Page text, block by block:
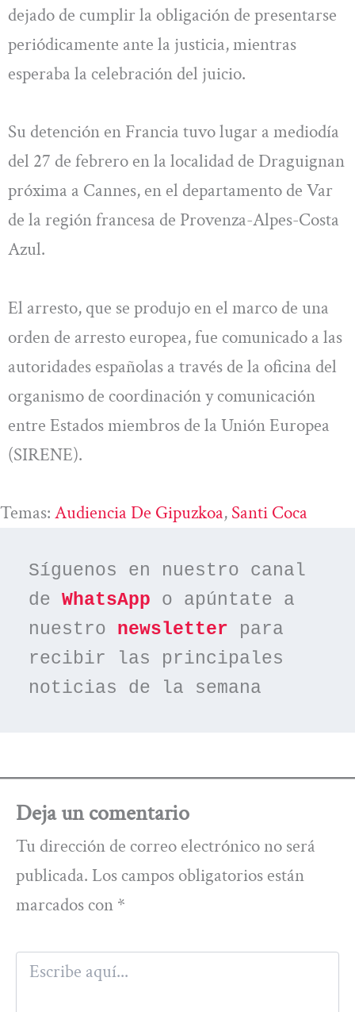
dejado de cumplir la obligación de presentarse
periódicamente ante la justicia, mientras
esperaba la celebración del juicio.
Su detención en Francia tuvo lugar a mediodía
del 27 de febrero en la localidad de Draguignan
próxima a Cannes, en el departamento de Var
de la región francesa de Provenza-Alpes-Costa
Azul.
El arresto, que se produjo en el marco de una
orden de arresto europea, fue comunicado a las
autoridades españolas a través de la oficina del
organismo de coordinación y comunicación
entre Estados miembros de la Unión Europea
(SIRENE).
Temas: Audiencia De Gipuzkoa, Santi Coca
Síguenos en nuestro canal
de WhatsApp o apúntate a
nuestro newsletter para
recibir las principales
noticias de la semana
Deja un comentario
Tu dirección de correo electrónico no será
publicada. Los campos obligatorios están
marcados con *
Escribe
aquí...